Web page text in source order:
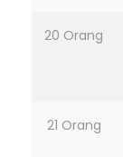
20 Orang
21 Orang